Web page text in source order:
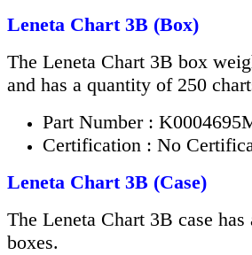
Leneta Chart 3B (Box)
The Leneta Chart 3B box
and has a quantity of 250
Part Number :
Certification : No
Leneta Chart 3B (Case)
The Leneta Chart 3B case
boxes.